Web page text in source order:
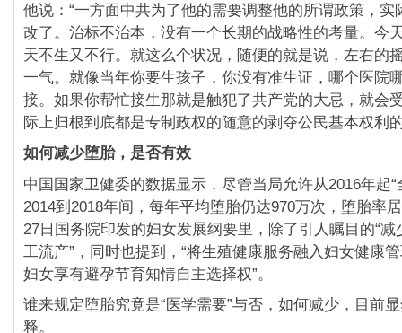
他说：“一方面中共为了他的需要调整他的所谓政策，实
改了。治标不治本，没有一个长期的战略性的考量。今
天不生又不行。就这么个状况，随便的就是说，左右的
一气。就像当年你要生孩子，你没有准生证，哪个医院
接。如果你帮忙接生那就是触犯了共产党的大忌，就会
际上归根到底都是专制政权的随意的剥夺公民基本权利
如何减少堕胎，是否有效
中国国家卫健委的数据显示，尽管当局允许从2016年起“
2014到2018年间，每年平均堕胎仍达970万次，堕胎率
27日国务院印发的妇女发展纲要里，除了引人瞩目的“减
工流产”，同时也提到，“将生殖健康服务融入妇女健康
妇女享有避孕节育知情自主选择权”。
谁来规定堕胎究竟是“医学需要”与否，如何减少，目前
释。